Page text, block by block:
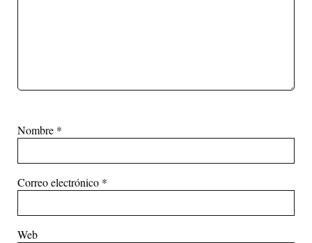
Nombre *
Correo electrónico *
Web